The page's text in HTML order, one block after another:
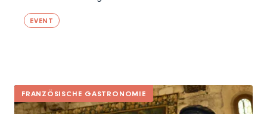
EVENT
FRANZÖSISCHE GASTRONOMIE